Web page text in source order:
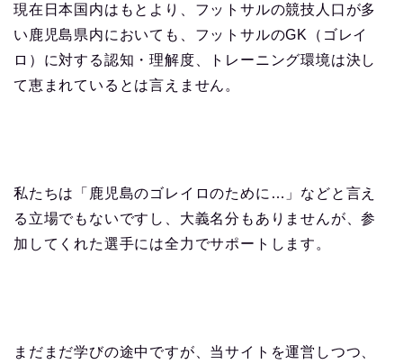
現在日本国内はもとより、フットサルの競技人口が多
い鹿児島県内においても、フットサルのGK（ゴレイ
ロ）に対する認知・理解度、トレーニング環境は決し
て恵まれているとは言えません。
私たちは「鹿児島のゴレイロのために…」などと言え
る立場でもないですし、大義名分もありませんが、参
加してくれた選手には全力でサポートします。
まだまだ学びの途中ですが、当サイトを運営しつつ、